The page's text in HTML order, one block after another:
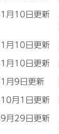
月10日更新
月10日更新
月10日更新
月9日更新
月1日更新
月29日更新